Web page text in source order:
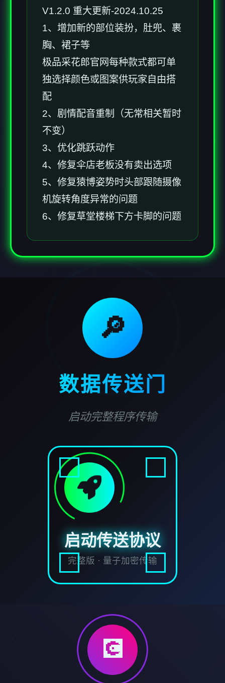
V1.2.0 重大更新-2024.10.25
1、增加新的部位装扮，肚兜、裹
胸、裙子等
极品采花郎官网每种款式都可单
独选择颜色或图案供玩家自由搭
配
2、剧情配音重制（无常相关暂时
不变）
3、优化跳跃动作
4、修复伞店老板没有卖出选项
5、修复猿博姿势时头部跟随摄像
机旋转角度异常的问题
6、修复草堂楼梯下方卡脚的问题
🔎
数据传送门
启动完整程序传输
启动传送协议
完整版 · 量子加密传输
💽